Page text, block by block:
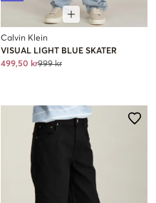
Calvin Klein
VISUAL LIGHT BLUE SKATER
499,50 kr999 kr